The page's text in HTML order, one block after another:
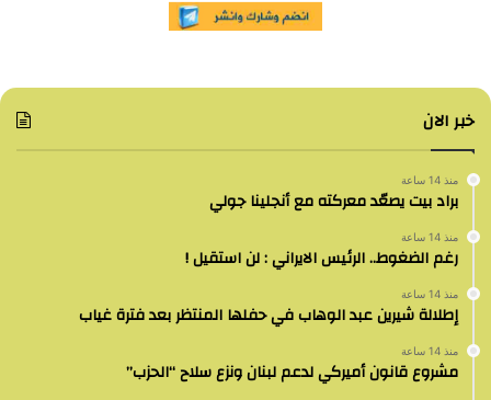
خبر الان
منذ 14 ساعة
براد بيت يصعّد معركته مع أنجلينا جولي
منذ 14 ساعة
رغم الضغوط.. الرئيس الايراني : لن استقيل !
منذ 14 ساعة
إطلالة شيرين عبد الوهاب في حفلها المنتظر بعد فترة غياب
منذ 14 ساعة
مشروع قانون أميركي لدعم لبنان ونزع سلاح “الحزب”